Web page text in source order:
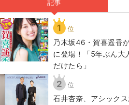
記事
1 位
乃木坂46・賀喜遥香
に登場！「5年ぶん大
だけたら」
2 位
石井杏奈、アシック